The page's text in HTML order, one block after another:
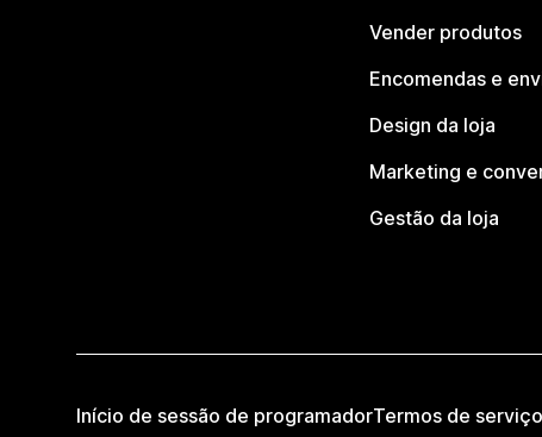
Vender produtos
Encomendas e
Design da loja
Marketing e
Gestão da loja
Início de sessão de programadorTermos de serviço